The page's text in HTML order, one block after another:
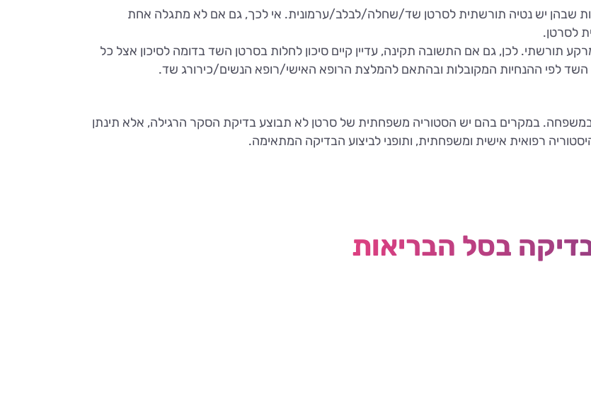
שבהן יש נטיה תורשתית לסרטן שד/שחלה/לבלב/ערמונית. אי לכך, גם אם לא מתגלה אחת
לסרטן.
תורשתי. לכן, גם אם התשובה תקינה, עדיין קיים סיכון לחלות בסרטן השד בדומה לסיכון אצל כל
לפי ההנחיות המקובלות ובהתאם להמלצת הרופא האישי/רופא הנשים/כירורג שד.
במשפחה. במקרים בהם יש הסטוריה משפחתית של סרטן לא תבוצע בדיקת הסקר הרגילה, אלא תינתן
היסטוריה רפואית אישית ומשפחתית, ותופני לביצוע הבדיקה המתאימה.
בסל הבריאות